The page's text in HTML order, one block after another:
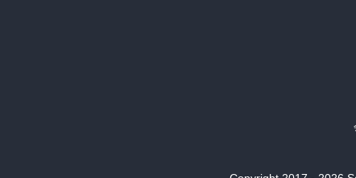
『種播く者その種を播かんとて出づ。播
む。岩の上に落ちし種あり、生え出でた
て之を塞ぐ。良き地に落ちし種あり、生
『なんぢらは神の国の奥義を知ることを